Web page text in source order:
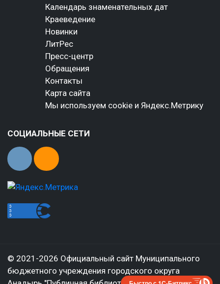
Календарь знаменательных дат
Краеведение
Новинки
ЛитРес
Пресс-центр
Обращения
Контакты
Карта сайта
Мы используем cookie и Яндекс.Метрику
СОЦИАЛЬНЫЕ СЕТИ
© 2021-2026 Официальный сайт Муниципального
бюджетного учреждения городского округа